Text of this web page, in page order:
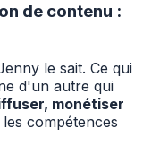
de contenu :
le sait. Ce qui
d'un autre qui
monétiser
compétences